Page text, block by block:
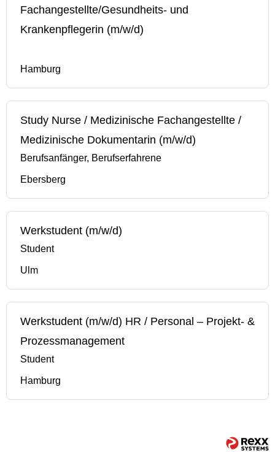
Fachangestellte/Gesundheits- und
Krankenpflegerin (m/w/d)
Hamburg
Study Nurse / Medizinische Fachangestellte /
Medizinische Dokumentarin (m/w/d)
Berufsanfänger, Berufserfahrene
Ebersberg
Werkstudent (m/w/d)
Student
Ulm
Werkstudent (m/w/d) HR / Personal – Projekt- &
Prozessmanagement
Student
Hamburg